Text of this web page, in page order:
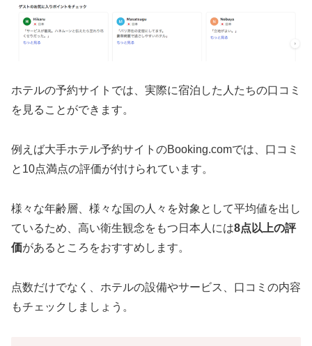
ホテルの予約サイトでは、実際に宿泊した人たちの口コミ
を見ることができます。
例えば大手ホテル予約サイトのBooking.comでは、口コミ
と10点満点の評価が付けられています。
様々な年齢層、様々な国の人々を対象として平均値を出し
ているため、高い衛生観念をもつ日本人には8点以上の評
価があるところをおすすめします。
点数だけでなく、ホテルの設備やサービス、口コミの内容
もチェックしましょう。